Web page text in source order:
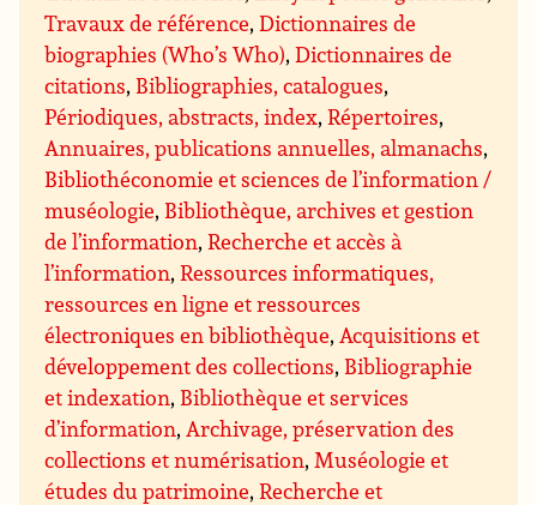
Travaux de référence,Dictionnaires de
biographies (Who’s Who),Dictionnaires de
citations, Bibliographies, catalogues,
Périodiques, abstracts, index,Répertoires,
Annuaires, publications annuelles, almanachs,
Bibliothéconomie et sciences de l’information /
muséologie, Bibliothèque, archives et gestion
de l’information,Recherche et accès à
l’information,Ressources informatiques,
ressources en ligne et ressources
électroniques en bibliothèque,Acquisitions et
développement des collections, Bibliographie
et indexation, Bibliothèque et services
d’information,Archivage, préservation des
collections et numérisation,Muséologie et
études du patrimoine,Recherche et